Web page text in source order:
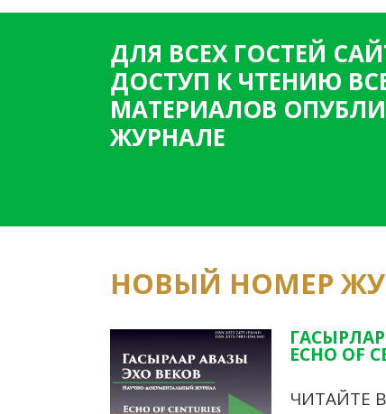
ДЛЯ ВСЕХ ГОСТЕЙ
ДОСТУП К ЧТЕНИЮ
МАТЕРИАЛОВ
ЖУРНАЛЕ
НОВЫЙ НОМЕР
ECHO OF
ЧИТАЙТЕ